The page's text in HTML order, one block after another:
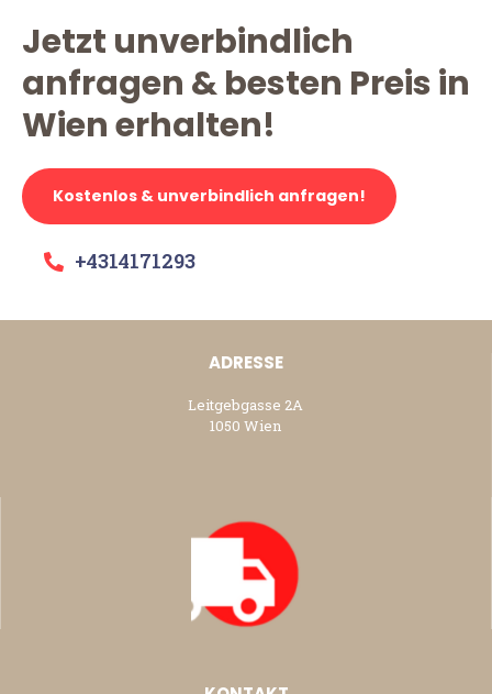
Jetzt unverbindlich
anfragen & besten Preis in
Wien erhalten!
Kostenlos & unverbindlich anfragen!
+4314171293
ADRESSE
Leitgebgasse 2A
1050 Wien